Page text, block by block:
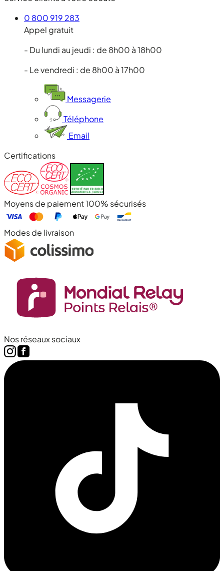
0 800 919 283
Appel gratuit
- Du lundi au jeudi : de 8h00 à 18h00
- Le vendredi : de 8h00 à 17h00
Messagerie
Téléphone
Email
Certifications
Moyens de paiement 100% sécurisés
Modes de livraison
Nos réseaux sociaux